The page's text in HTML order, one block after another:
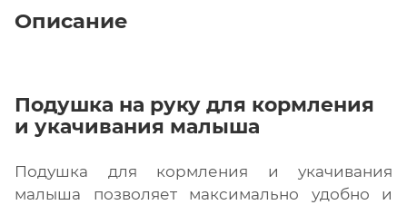
Описание
Подушка на руку для кормления
и укачивания малыша
Подушка для кормления и укачивания
малыша позволяет максимально удобно и